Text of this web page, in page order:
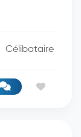
Célibataire